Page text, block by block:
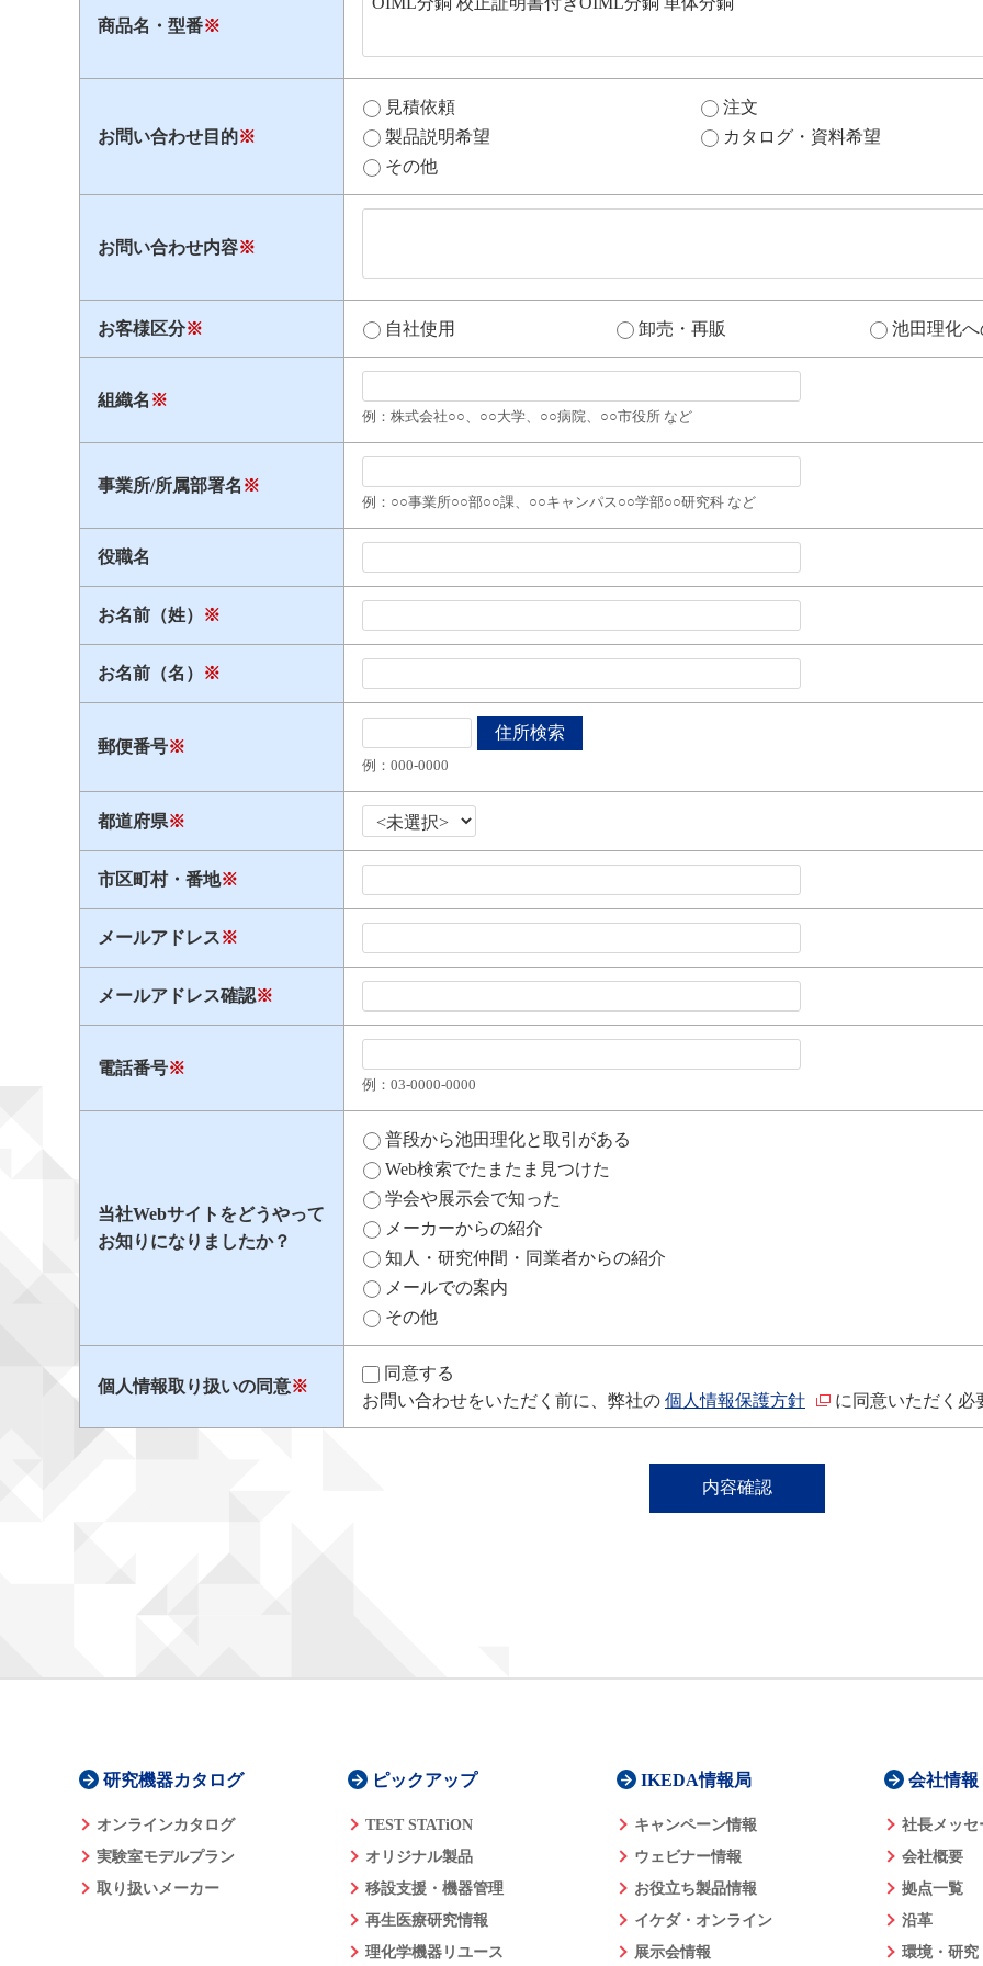
商品名・型番※
お問い合わせ目的※
見積依頼 注文
製品説明希望
カタログ・資料希望
その他
お問い合わせ内容※
お客様区分※ 自社使用 卸売・再販 池田理化へ
組織名 ※
例：株式会社○○、○○大学、○○病院、○○市役所 など
事業所/所属部署名 ※
例：○○事業所○○部○○課、○○キャンパス○○学部○○研究科 など
役職名
お名前（姓） ※
お名前（名） ※
郵便番号※
例：000​-​0000
都道府県※
市区町村・番地※
メールアドレス※
メールアドレス確認※
電話番号※
例：03​-​0000​-​0000
当社Webサイトをどうやって
お知りになりましたか？
普段から池田理化と取引がある
Web検索でたまたま見つけた
学会や展示会で知った
メーカーからの紹介
知人・研究仲間・同業者からの紹介
メールでの案内
その他
個人情報取り扱いの同意※
同意する
お問い合わせをいただく前に、弊社の 個人情報保護方針 に同意いただく必
研究機器カタログ
オンラインカタログ
実験室モデルプラン
取り扱いメーカー
ピックアップ
TEST STATiON
オリジナル製品
移設支援・機器管理
再生医療研究情報
理化学機器リユース
IKEDA情報局
キャンペーン情報
ウェビナー情報
お役立ち製品情報
イケダ・オンライン
展示会情報
会社情報
社長メッセ
会社概要
拠点一覧
沿革
環境・研究